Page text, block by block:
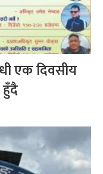
एक दिवसीय
हुँदै